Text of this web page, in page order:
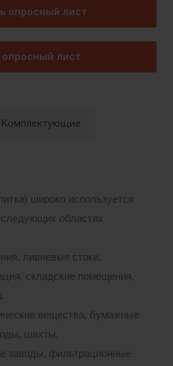
опросный лист
опросный лист
Комплектующие
широко используется
областях
ливневые стоки,
складские помещения,
вещества, бумажные
шахты,
заводы, фильтрационные